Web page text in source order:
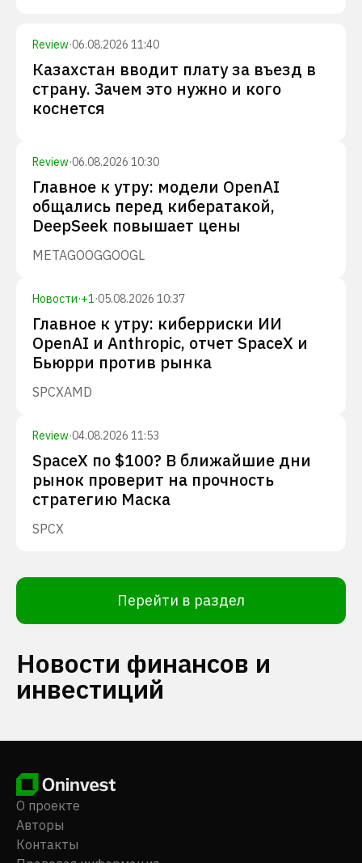
Review·06.08.2026 11:40
Казахстан вводит плату за въезд в
страну. Зачем это нужно и кого
коснется
Review·06.08.2026 10:30
Главное к утру: модели OpenAI
общались перед кибератакой,
DeepSeek повышает цены
METAGOOGGOOGL
Новости·+1·05.08.2026 10:37
Главное к утру: киберриски ИИ
OpenAI и Anthropic, отчет SpaceX и
Бьюрри против рынка
SPCXAMD
Review·04.08.2026 11:53
SpaceX по $100? В ближайшие дни
рынок проверит на прочность
стратегию Маска
SPCX
Перейти в раздел
Новости финансов и
инвестиций
О проекте
Авторы
Контакты